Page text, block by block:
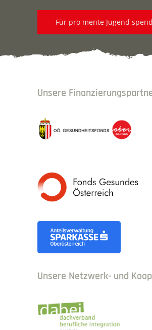
Für pro mente Jugend
Unsere
Unsere Netzwerk- und